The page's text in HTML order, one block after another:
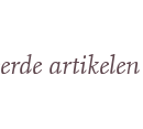
artikelen